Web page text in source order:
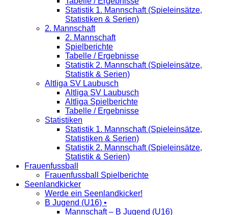
Statistik 1. Mannschaft (Spieleinsätze,
Statistiken & Serien)
2. Mannschaft
2. Mannschaft
Spielberichte
Tabelle / Ergebnisse
Statistik 2. Mannschaft (Spieleinsätze,
Statistik & Serien)
Altliga SV Laubusch
Altliga SV Laubusch
Altliga Spielberichte
Tabelle / Ergebnisse
Statistiken
Statistik 1. Mannschaft (Spieleinsätze,
Statistiken & Serien)
Statistik 2. Mannschaft (Spieleinsätze,
Statistik & Serien)
Frauenfussball
Frauenfussball Spielberichte
Seenlandkicker
Werde ein Seenlandkicker!
B Jugend (U16) •
Mannschaft – B Jugend (U16)